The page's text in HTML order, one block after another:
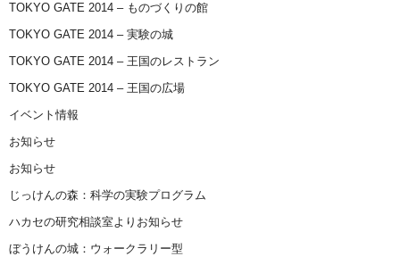
TOKYO GATE 2014 – ものづくりの館
TOKYO GATE 2014 – 実験の城
TOKYO GATE 2014 – 王国のレストラン
TOKYO GATE 2014 – 王国の広場
イベント情報
お知らせ
お知らせ
じっけんの森：科学の実験プログラム
ハカセの研究相談室よりお知らせ
ぼうけんの城：ウォークラリー型